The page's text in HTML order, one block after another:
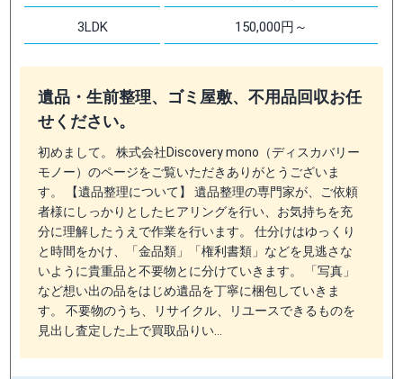
3LDK 150,000円～
遺品・生前整理、ゴミ屋敷、不用品回収お任
せください。
初めまして。 株式会社Discovery mono（ディスカバリー
モノー）のページをご覧いただきありがとうございま
す。 【遺品整理について】 遺品整理の専門家が、ご依頼
者様にしっかりとしたヒアリングを行い、お気持ちを充
分に理解したうえで作業を行います。 仕分けはゆっくり
と時間をかけ、「金品類」「権利書類」などを見逃さな
いように貴重品と不要物とに分けていきます。 「写真」
など想い出の品をはじめ遺品を丁寧に梱包していきま
す。 不要物のうち、リサイクル、リユースできるものを
見出し査定した上で買取品りい…